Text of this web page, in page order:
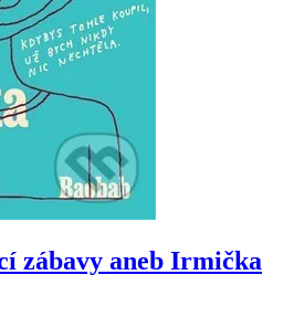
zábavy aneb Irmička